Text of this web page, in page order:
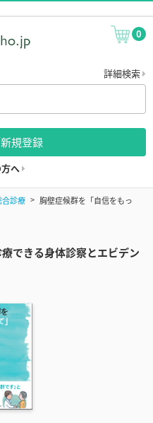
0
詳細検索
規登録
へ
合診療
胸壁症候群を「自信をもっ
できる身体診察とエビデン